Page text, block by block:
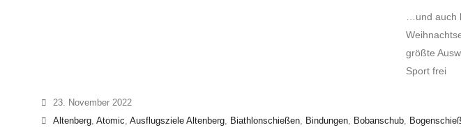
…und auch
größte
Sport frei
23. November 2022
Altenberg, Atomic, Ausflugsziele Altenberg, Biathlonschießen, Bindungen, Bobanschub,